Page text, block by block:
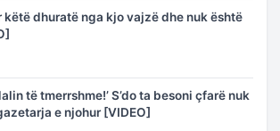
këtë dhuratë nga kjo vajzë dhe nuk është
të tmerrshme!’ S’do ta besoni çfarë nuk
e njohur [VIDEO]